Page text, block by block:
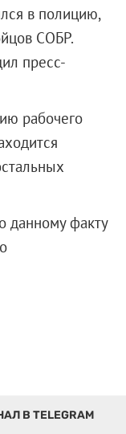
в полицию,
СОБР.
пресс-
рабочего
данному факту
В TELEGRAM